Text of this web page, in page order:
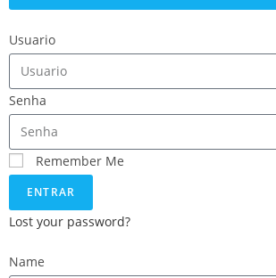
Usuario
Senha
Remember Me
ENTRAR
Lost your password?
Name